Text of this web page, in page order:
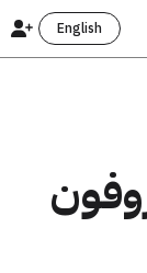
English